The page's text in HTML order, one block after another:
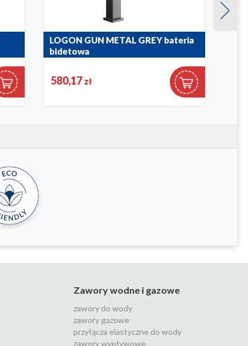
LOGON GUN METAL GREY bateria
bidetowa
580,17 zł
Zawory wodne i gazowe
zawory do wody
zawory gazowe
przyłącza elastyczne do wody
zawory wypływowe